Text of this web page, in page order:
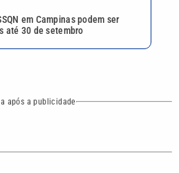
Esportes
Polícia